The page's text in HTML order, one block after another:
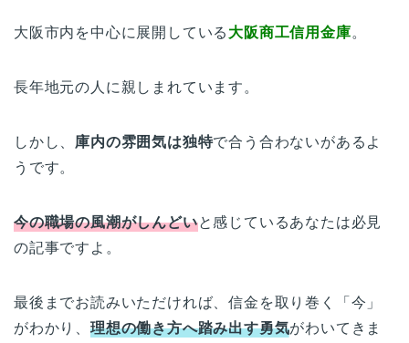
大阪市内を中心に展開している 大阪商工信用金庫。
長年地元の人に親しまれています。
しかし、 庫内の雰囲気は独特で合う合わないがあるよ
うです。
今の職場の風潮がしんどいと感じているあなたは必見
の記事ですよ。
最後までお読みいただければ、信金を取り巻く「今」
がわかり、 理想の働き方へ踏み出す勇気がわいてきま